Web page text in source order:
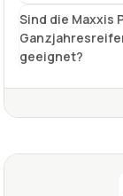
Sind die Maxxis
geeignet?